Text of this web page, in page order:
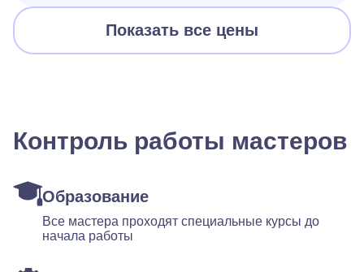
Показать все цены
Контроль работы мастеров
Образование
Все мастера проходят специальные курсы до
начала работы